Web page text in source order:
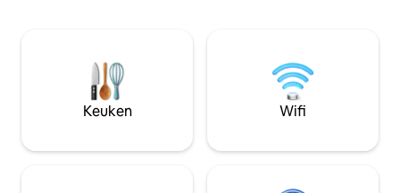
van York Minster. - 8 minuten lopen
vanaf York Station. - 8 minuten lopen
naar de stad door de prachtige
museumtuinen. - Snelle wifi. - Gratis
beddengoed -Welcome basket 'Atelier
afstand in het
genieten van
lelievijver en
verhuurders
garanderen.
Keuken Wifi